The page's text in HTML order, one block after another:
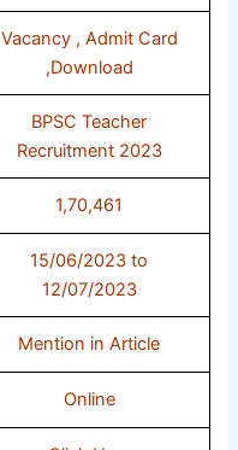
Vacancy , Admit Card
,Download
BPSC Teacher
Recruitment 2023
1,70,461
15/06/2023 to
12/07/2023
Mention in Article
Online